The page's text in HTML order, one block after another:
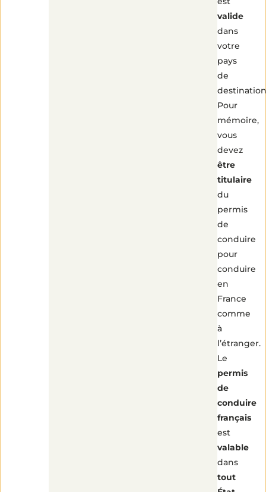
valide
dans
votre
pays
de
Pour
mémoire,
vous
devez
être
titulaire
du
permis
de
conduire
pour
conduire
en
France
comme
à
l’étranger.
Le
permis
de
conduire
français
est
valable
dans
tout